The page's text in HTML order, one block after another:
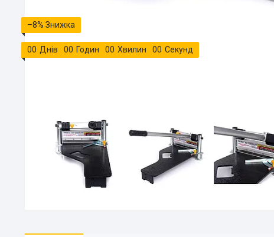
–8%
00 Днів 00 Годин 00 Хвилин 00 Секунд